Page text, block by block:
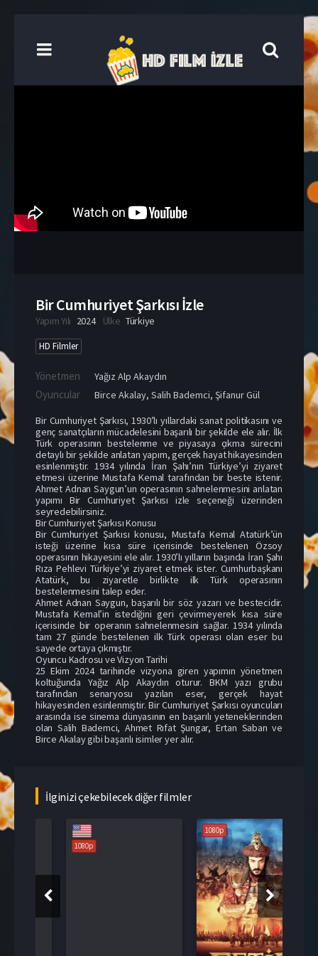
Bir Cumhuriyet Şarkısı İzle
Yapım Yılı 2024 Ülke Türkiye
HD Filmler
Yönetmen Yağız Alp Akaydın
Oyuncular Birce Akalay, Salih Bademci, Şifanur Gül
Bir Cumhuriyet Şarkısı, 1930’lı yıllardaki sanat politikasını ve
genç sanatçıların mücadelesini başarılı bir şekilde ele alır. İlk
Türk operasının bestelenme ve piyasaya çıkma sürecini
detaylı bir şekilde anlatan yapım, gerçek hayat hikayesinden
esinlenmiştir. 1934 yılında İran Şahı’nın Türkiye’yi ziyaret
etmesi üzerine Mustafa Kemal tarafından bir beste istenir.
Ahmet Adnan Saygun’un operasının sahnelenmesini anlatan
yapımı Bir Cumhuriyet Şarkısı izle seçeneği üzerinden
seyredebilirsiniz.
Bir Cumhuriyet Şarkısı Konusu
Bir Cumhuriyet Şarkısı konusu, Mustafa Kemal Atatürk’ün
isteği üzerine kısa süre içerisinde bestelenen Özsoy
operasının hikayesini ele alır. 1930’lı yılların başında İran Şahı
Rıza Pehlevi Türkiye’yi ziyaret etmek ister. Cumhurbaşkanı
Atatürk, bu ziyaretle birlikte ilk Türk operasının
bestelenmesini talep eder.
Ahmet Adnan Saygun, başarılı bir söz yazarı ve bestecidir.
Mustafa Kemal’in istediğini geri çevirmeyerek kısa süre
içerisinde bir operanın sahnelenmesini sağlar. 1934 yılında
tam 27 günde bestelenen ilk Türk operası olan eser bu
sayede ortaya çıkmıştır.
Oyuncu Kadrosu ve Vizyon Tarihi
25 Ekim 2024 tarihinde vizyona giren yapımın yönetmen
koltuğunda Yağız Alp Akaydın oturur. BKM yazı grubu
tarafından senaryosu yazılan eser, gerçek hayat
hikayesinden esinlenmiştir. Bir Cumhuriyet Şarkısı oyuncuları
arasında ise sinema dünyasının en başarılı yeteneklerinden
olan Salih Bademci, Ahmet Rıfat Şungar, Ertan Saban ve
Birce Akalay gibi başarılı isimler yer alır.
İlginizi çekebilecek diğer filmler